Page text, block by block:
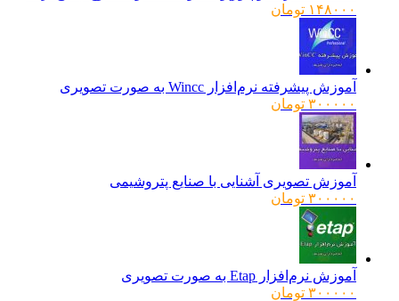
۱۴۸۰۰۰ تومان
آموزش پیشرفته نرم‌افزار Wincc به صورت تصویری
۳۰۰۰۰۰ تومان
آموزش تصویری آشنایی با صنایع پتروشیمی
۳۰۰۰۰۰ تومان
آموزش نرم‌افزار Etap به صورت تصویری
۳۰۰۰۰۰ تومان